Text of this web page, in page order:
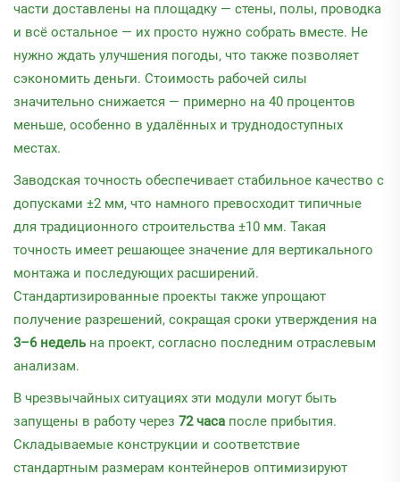
части доставлены на площадку — стены, полы, проводка
и всё остальное — их просто нужно собрать вместе. Не
нужно ждать улучшения погоды, что также позволяет
сэкономить деньги. Стоимость рабочей силы
значительно снижается — примерно на 40 процентов
меньше, особенно в удалённых и труднодоступных
местах.
Заводская точность обеспечивает стабильное качество с
допусками ±2 мм, что намного превосходит типичные
для традиционного строительства ±10 мм. Такая
точность имеет решающее значение для вертикального
монтажа и последующих расширений.
Стандартизированные проекты также упрощают
получение разрешений, сокращая сроки утверждения на
3–6 недель на проект, согласно последним отраслевым
анализам.
В чрезвычайных ситуациях эти модули могут быть
запущены в работу через 72 часа после прибытия.
Складываемые конструкции и соответствие
стандартным размерам контейнеров оптимизируют